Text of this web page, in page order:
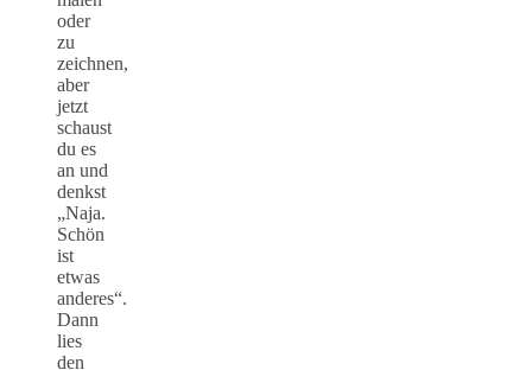
oder
zu
zeichnen,
aber
jetzt
schaust
du es
an und
denkst
„Naja.
Schön
ist
etwas
anderes“.
Dann
lies
den